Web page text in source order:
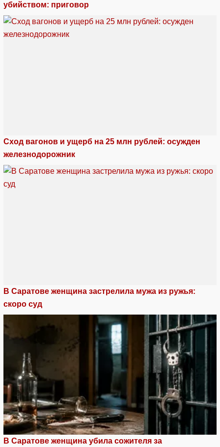
убийством: приговор
Сход вагонов и ущерб на 25 млн рублей: осужден
железнодорожник
В Саратове женщина застрелила мужа из ружья:
скоро суд
В Саратове женщина убила сожителя за